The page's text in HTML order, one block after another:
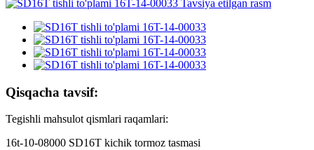
Qisqacha tavsif:
Tegishli mahsulot qismlari raqamlari:
16t-10-08000 SD16T kichik tormoz tasmasi